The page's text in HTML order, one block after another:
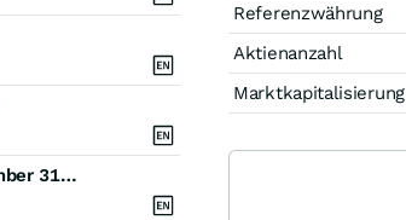
Juniata Valley Financial Corp. Announces Results for the Quarter and Year Ended December 31, 2025
Referenzwährung
Aktienanzahl
Marktkapitalisierung